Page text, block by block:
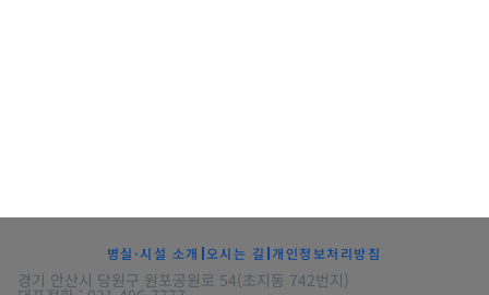
병실·시설 소개 오시는 길 개인정보처리방침
경기 안산시 당원구 원포공원로 54(초지동 742번지)